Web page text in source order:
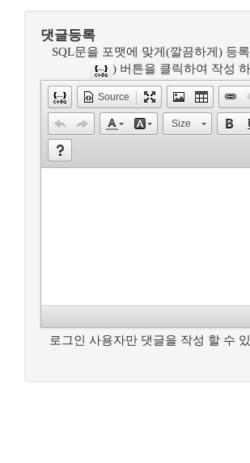
댓글등록
SQL문을 포맷에 맞게(깔끔하게) 등
) 버튼을 클릭하여 작성
Source
Size
로그인 사용자만 댓글을 작성 할 수